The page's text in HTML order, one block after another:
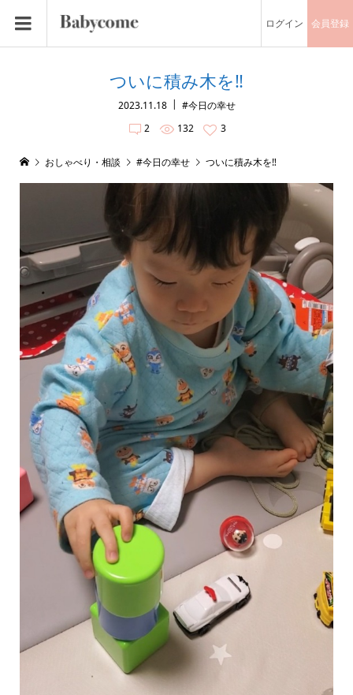
ログイン 会員登録
ついに積み木を‼️
2023.11.18
#今日の幸せ
2
132 3
おしゃべり・相談 #今日の幸せ ついに積み木を‼️